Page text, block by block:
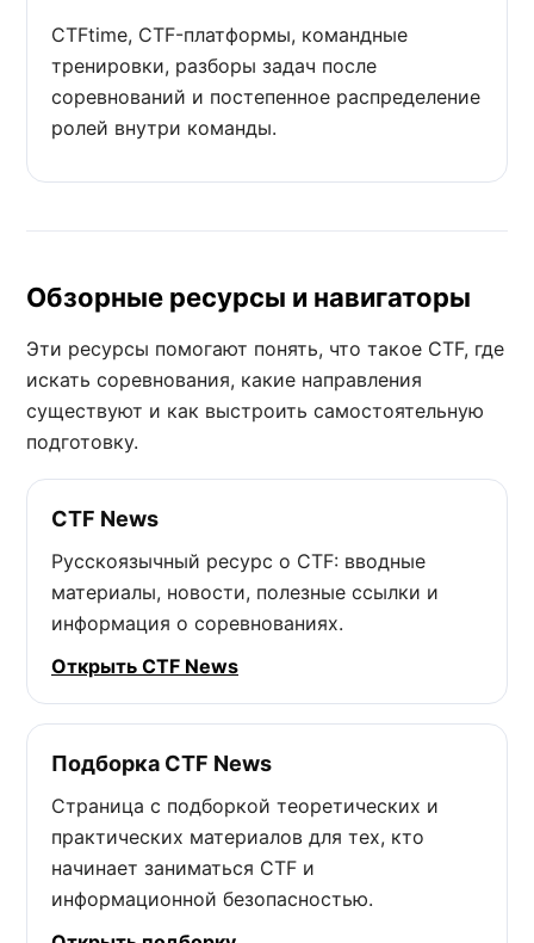
CTFtime, CTF-платформы, командные
тренировки, разборы задач после
соревнований и постепенное распределение
ролей внутри команды.
Обзорные ресурсы и навигаторы
Эти ресурсы помогают понять, что такое CTF, где
искать соревнования, какие направления
существуют и как выстроить самостоятельную
подготовку.
CTF News
Русскоязычный ресурс о CTF: вводные
материалы, новости, полезные ссылки и
информация о соревнованиях.
Открыть CTF News
Подборка CTF News
Страница с подборкой теоретических и
практических материалов для тех, кто
начинает заниматься CTF и
информационной безопасностью.